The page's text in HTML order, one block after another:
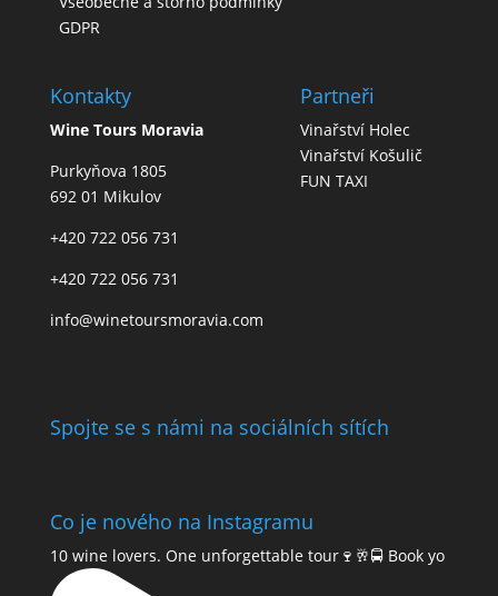
GDPR
Kontakty
Wine Tours Moravia
Purkyňova 1805
692 01 Mikulov
+420 722 056 731
+420 722 056 731
info@winetoursmoravia.com
Partneři
Vinařství Holec
Vinařství Košulič
FUN TAXI
Spojte se s námi na sociálních sítích
Co je nového na Instagramu
10 wine lovers. One unforgettable tour🍷🥂🚍 Book yo